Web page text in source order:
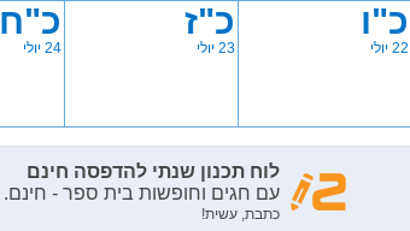
כ"ו
22 יולי
כ"ז
23 יולי
כ"ח
24 יולי